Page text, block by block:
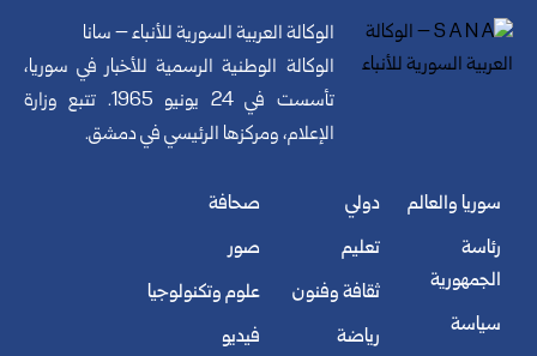
الوكالة العربية السورية للأنباء – سانا
الوكالة الوطنية الرسمية للأخبار في سوريا،
تأسست في 24 يونيو 1965. تتبع وزارة
الإعلام، ومركزها الرئيسي في دمشق.
سوريا والعالم
رئاسة
الجمهورية
سياسة
دولي
تعليم
ثقافة وفنون
رياضة
صحافة
صور
علوم وتكنولوجيا
فيديو